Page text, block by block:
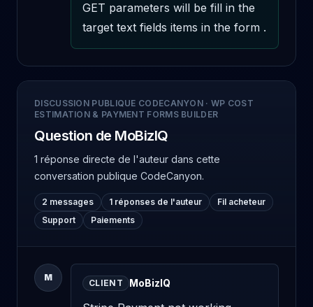
GET parameters will be fill in the
target text fields items in the form .
DISCUSSION PUBLIQUE CODECANYON · WP COST
ESTIMATION & PAYMENT FORMS BUILDER
Question de MoBizIQ
1 réponse directe de l'auteur dans cette
conversation publique CodeCanyon.
2 messages 1 réponses de l'auteur
Fil acheteur
Support
Paiements
M
CLIENT MoBizIQ